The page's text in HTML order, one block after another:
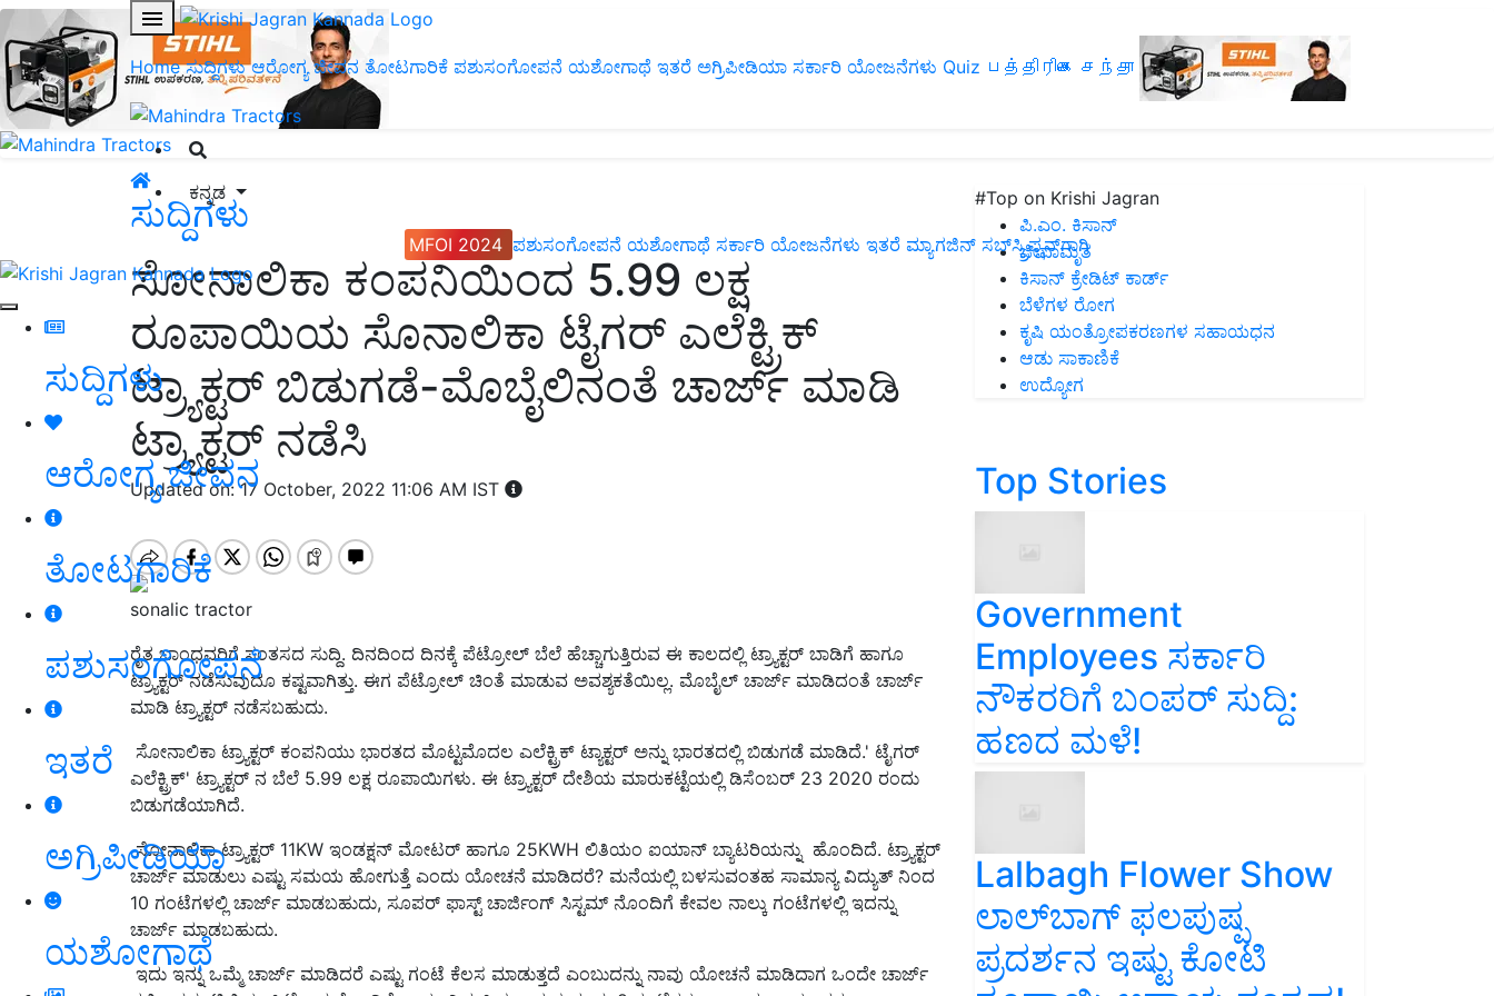
Home ಸುದ್ದಿಗಳು ಆರೋಗ್ಯ ಜೀವನ ತೋಟಗಾರಿಕೆ ಪಶುಸಂಗೋಪನೆ ಯಶೋಗಾಥೆ ಇತರೆ ಅಗ್ರಿಪೀಡಿಯಾ ಸರ್ಕಾರಿ ಯೋಜನೆಗಳು Quiz பத்திரிகை சந்தா
ಕನ್ನಡ
MFOI 2024 ಪಶುಸಂಗೋಪನೆ ಯಶೋಗಾಥೆ ಸರ್ಕಾರಿ ಯೋಜನೆಗಳು ಇತರೆ ಮ್ಯಾಗಜಿನ್‌ ಸಬ್‌ಸ್ಕ್ರಿಪ್ಷನ್‌ಗಾಗಿ
ಸುದ್ದಿಗಳು
ಆರೋಗ್ಯ ಜೀವನ
ತೋಟಗಾರಿಕೆ
ಪಶುಸಂಗೋಪನೆ
ಇತರೆ
ಅಗ್ರಿಪೀಡಿಯಾ
ಯಶೋಗಾಥೆ
ಸುದ್ದಿಗಳು
ಸೋನಾಲಿಕಾ ಕಂಪನಿಯಿಂದ 5.99 ಲಕ್ಷ
ರೂಪಾಯಿಯ ಸೊನಾಲಿಕಾ ಟೈಗರ್ ಎಲೆಕ್ಟ್ರಿಕ್
ಟ್ರ್ಯಾಕ್ಟರ್ ಬಿಡುಗಡೆ-ಮೊಬೈಲಿನಂತೆ ಚಾರ್ಜ್ ಮಾಡಿ
ಟ್ರ್ಯಾಕ್ಟರ್ ನಡೆಸಿ
Updated on: 17 October, 2022 11:06 AM IST
sonalic tractor
ರೈತ ಬಾಂಧವರಿಗೆ ಸಂತಸದ ಸುದ್ದಿ. ದಿನದಿಂದ ದಿನಕ್ಕೆ ಪೆಟ್ರೋಲ್ ಬೆಲೆ ಹೆಚ್ಚಾಗುತ್ತಿರುವ ಈ ಕಾಲದಲ್ಲಿ ಟ್ರ್ಯಾಕ್ಟರ್ ಬಾಡಿಗೆ ಹಾಗೂ
ಟ್ರ್ಯಾಕ್ಟರ್ ನಡೆಸುವುದೂ ಕಷ್ಟವಾಗಿತ್ತು. ಈಗ ಪೆಟ್ರೋಲ್ ಚಿಂತೆ ಮಾಡುವ ಅವಶ್ಯಕತೆಯಿಲ್ಲ. ಮೊಬೈಲ್ ಚಾರ್ಜ್ ಮಾಡಿದಂತೆ ಚಾರ್ಜ್
ಮಾಡಿ ಟ್ರ್ಯಾಕ್ಟರ್ ನಡೆಸಬಹುದು.
ಸೋನಾಲಿಕಾ ಟ್ರ್ಯಾಕ್ಟರ್ ಕಂಪನಿಯು ಭಾರತದ ಮೊಟ್ಟಮೊದಲ ಎಲೆಕ್ಟ್ರಿಕ್ ಟ್ಯಾಕ್ಟರ್ ಅನ್ನು ಭಾರತದಲ್ಲಿ ಬಿಡುಗಡೆ ಮಾಡಿದೆ.' ಟೈಗರ್
ಎಲೆಕ್ಟ್ರಿಕ್' ಟ್ರ್ಯಾಕ್ಟರ್ ನ ಬೆಲೆ 5.99 ಲಕ್ಷ ರೂಪಾಯಿಗಳು. ಈ ಟ್ರ್ಯಾಕ್ಟರ್ ದೇಶಿಯ ಮಾರುಕಟ್ಟೆಯಲ್ಲಿ ಡಿಸೆಂಬರ್ 23 2020 ರಂದು
ಬಿಡುಗಡೆಯಾಗಿದೆ.
ಸೋನಾಲಿಕಾ ಟ್ರ್ಯಾಕ್ಟರ್ 11KW ಇಂಡಕ್ಷನ್ ಮೋಟರ್ ಹಾಗೂ 25KWH ಲಿತಿಯಂ ಐಯಾನ್ ಬ್ಯಾಟರಿಯನ್ನು ಹೊಂದಿದೆ. ಟ್ರ್ಯಾಕ್ಟರ್
ಚಾರ್ಜ್ ಮಾಡುಲು ಎಷ್ಟು ಸಮಯ ಹೋಗುತ್ತೆ ಎಂದು ಯೋಚನೆ ಮಾಡಿದರೆ? ಮನೆಯಲ್ಲಿ ಬಳಸುವಂತಹ ಸಾಮಾನ್ಯ ವಿದ್ಯುತ್ ನಿಂದ
10 ಗಂಟೆಗಳಲ್ಲಿ ಚಾರ್ಜ್ ಮಾಡಬಹುದು, ಸೂಪರ್ ಫಾಸ್ಟ್ ಚಾರ್ಜಿಂಗ್ ಸಿಸ್ಟಮ್ ನೊಂದಿಗೆ ಕೇವಲ ನಾಲ್ಕು ಗಂಟೆಗಳಲ್ಲಿ ಇದನ್ನು
ಚಾರ್ಜ್ ಮಾಡಬಹುದು.
ಇದು ಇನ್ನು ಒಮ್ಮೆ ಚಾರ್ಜ್ ಮಾಡಿದರೆ ಎಷ್ಟು ಗಂಟೆ ಕೆಲಸ ಮಾಡುತ್ತದೆ ಎಂಬುದನ್ನು ನಾವು ಯೋಚನೆ ಮಾಡಿದಾಗ ಒಂದೇ ಚಾರ್ಜ್
#Top on Krishi Jagran
ಪಿ.ಎಂ. ಕಿಸಾನ್
ಜೀವಾಮೃತ
ಕಿಸಾನ್ ಕ್ರೇಡಿಟ್ ಕಾರ್ಡ್
ಬೆಳೆಗಳ ರೋಗ
ಕೃಷಿ ಯಂತ್ರೋಪಕರಣಗಳ ಸಹಾಯಧನ
ಆಡು ಸಾಕಾಣಿಕೆ
ಉದ್ಯೋಗ
Top Stories
Government
Employees ಸರ್ಕಾರಿ
ನೌಕರರಿಗೆ ಬಂಪರ್‌ ಸುದ್ದಿ:
ಹಣದ ಮಳೆ!
Lalbagh Flower Show
ಲಾಲ್‌ಬಾಗ್ ಫಲಪುಷ್ಪ
ಪ್ರದರ್ಶನ ಇಷ್ಟು ಕೋಟಿ